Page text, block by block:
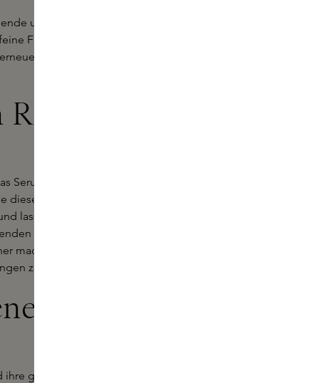
und klare Haut. Retinol ist
Fältchen und eine unebene
an und sorgt für einen
Serum abends auf die gereinigte
diese gleichmäßig auf Gesicht
lassen Sie das Serum vollständig
Sie tagsüber immer einen
machen kann. Steigern Sie die
zu vermeiden.
ganz eigenen Bedürfnisse hat.